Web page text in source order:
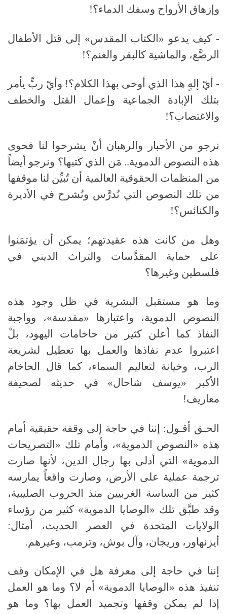
وإزهاق الأرواح وسفك الدماء؟!
- كيف يدعو «الكتاب المقدس» إلى قتل الأطفال
الرضَّع، والماشية كالبقر والغنم؟!
- أيّ إلهٍ هذا الذي أوحى بهذا الكلام؟! وأيّ ربٍّ يأمر
بتلك الإبادة الجماعية وإعمال القتل والخطف
والاغتصاب؟!
نرجو من الأحبار والرهبان أنْ يشرحوا لنا فحوى
هذه النصوص الدموية.. مَن الذي كتبها؟ ونرجو أيضاً
من المنظمات الحقوقية العالمية أن تُبيِّن لنا موقفها
من تلك النصوص التي تُدرَّس وتُشرح في الأديرة
والكنائس؟!
وهل من كانت هذه عقيدتهم؛ يمكن أن يؤتمَنوا
على حماية المقدَّسات والتراث الديني في
فلسطين وغيرها؟
وما هو مستقبل البشرية في ظل وجود هذه
النصوص الدموية، واعتبارها «مقدسة»، وواجبة
النفاذ كما أعلن كثير من حاخامات اليهود، بلْ
اعتبروا عدم نفاذها والعمل بها تعطيل لشريعة
الرب، وخيانة لتعاليم السماء، كما قال الحاخام
الأكبر «يوسف شاحال» في حديثه لصحيفة
معاريف!
الحـق أقـول: إننا في حاجة إلى وقفة حقيقية أمام
هذه «النصوص الدموية»، وأمام تلك «التصريحات
الدموية» التي أدلى بها رجال الدين، لأنها صارت
ترجمة عملية على الأرض، وصارت واقعاً يمارسه
كثير من الساسة الغربيين منذ الحروب الصليبية،
وقد طبَّق تلك «الوصايا الدموية» كثير من رؤساء
الولايات المتحدة في العصر الحديث، أمثال:
أيزنهاور، وريجان، وآل بوش، وترمب، وغيرهم.
إننا في حاجة إلى معرفة هل في الإمكان وقف
تنفيذ هذه «الوصايا الدموية» أم لا؟ وما هو العمل
إذا لم يمكن وقفها وتجميد العمل بها؟ وما هو